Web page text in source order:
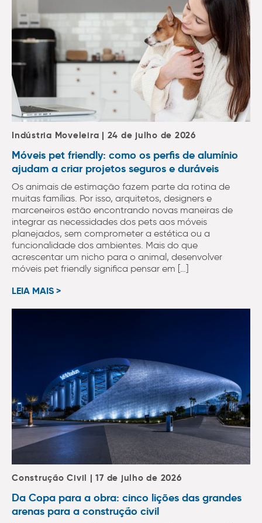
Indústria Moveleira | 24 de julho de 2026
Móveis pet friendly: como os perfis de alumínio
ajudam a criar projetos seguros e duráveis
Os animais de estimação fazem parte da rotina de
muitas famílias. Por isso, arquitetos, designers e
marceneiros estão encontrando novas maneiras de
integrar as necessidades dos pets aos móveis
planejados, sem comprometer a estética ou a
funcionalidade dos ambientes. Mais do que
acrescentar um nicho para o animal, desenvolver
móveis pet friendly significa pensar em […]
LEIA MAIS >
Construção Civil | 17 de julho de 2026
Da Copa para a obra: cinco lições das grandes
arenas para a construção civil